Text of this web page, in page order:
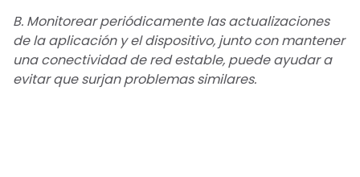
B. Monitorear periódicamente las actualizaciones
de la aplicación y el dispositivo, junto con mantener
una conectividad de red estable, puede ayudar a
evitar que surjan problemas similares.